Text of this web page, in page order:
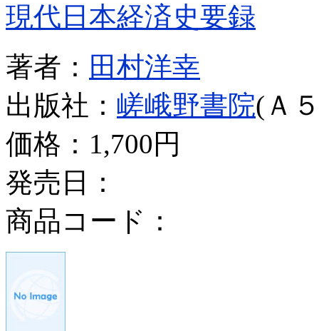
現代日本経済史要録
著者： 田村洋幸
出版社： 嵯峨野書院(Ａ
価格： 1,700円
発売日：
商品コード：